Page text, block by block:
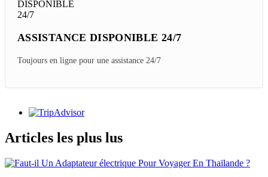
ASSISTANCE DISPONIBLE 24/7
Toujours en ligne pour une assistance 24/7
Articles les plus lus